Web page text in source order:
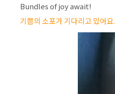
Bundles of joy await!
기쁨의 소포가 기다리고 있어요.